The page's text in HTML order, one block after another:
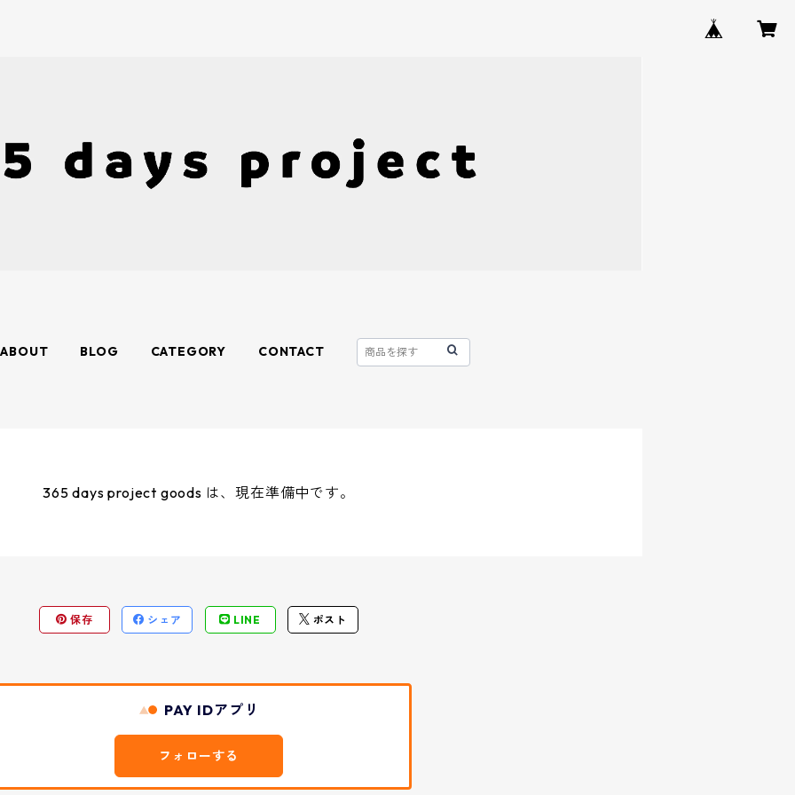
ABOUT BLOG CATEGORY CONTACT
365 days project goods は、現在準備中です。
保存 シェア LINE ポスト
PAY IDアプリ
フォローする